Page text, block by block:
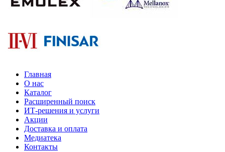
Главная
О нас
Каталог
Расширенный поиск
ИТ-решения и услуги
Акции
Доставка и оплата
Медиатека
Контакты